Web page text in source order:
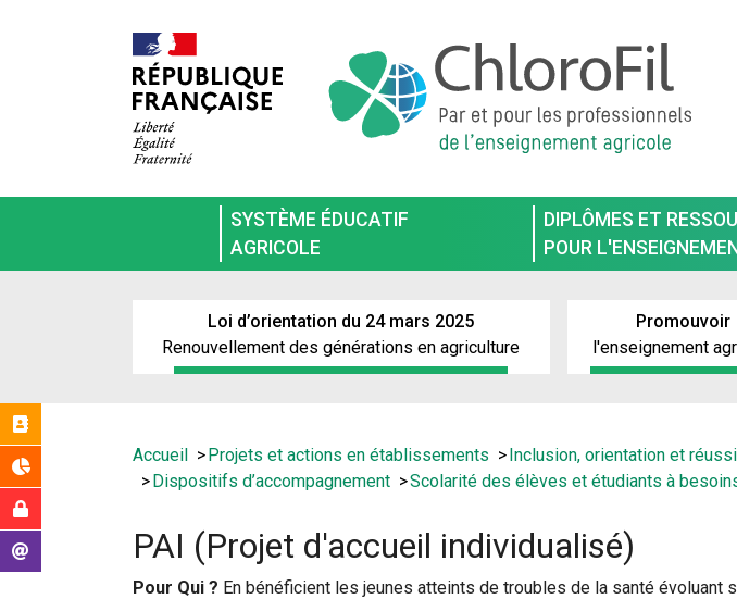
SYSTÈME ÉDUCATIF
AGRICOLE
DIPLÔMES ET
POUR
Loi d’orientation du 24 mars 2025
Renouvellement des générations en agriculture
Promouvoir
l'enseignement
Vous
êtes
Accueil Projets et actions en établissements Inclusion, orientation et
Dispositifs d’accompagnement
Scolarité des élèves et étudiants à
PAI (Projet d'accueil individualisé)
Pour Qui ? En bénéficient les jeunes atteints de troubles de la santé évoluant